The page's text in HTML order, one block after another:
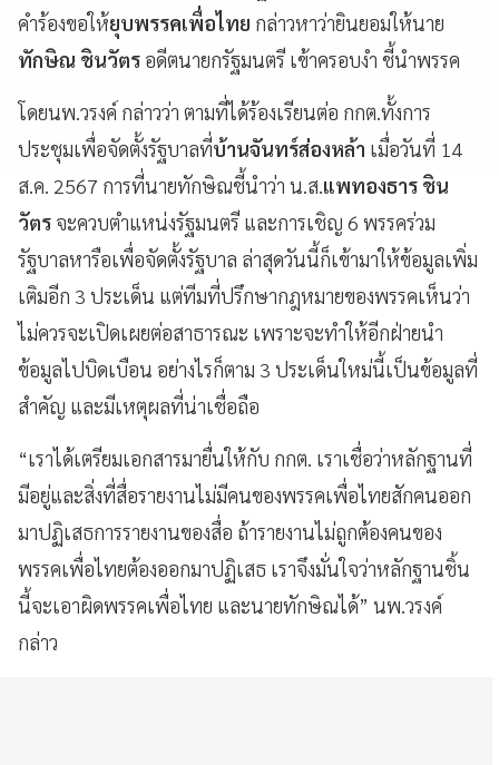
คำร้องขอให้ยุบพรรคเพื่อไทย กล่าวหาว่ายินยอมให้นาย
ทักษิณ ชินวัตร อดีตนายกรัฐมนตรี เข้าครอบงำ ชี้นำพรรค
โดยนพ.วรงค์ กล่าวว่า ตามที่ได้ร้องเรียนต่อ กกต.ทั้งการ
ประชุมเพื่อจัดตั้งรัฐบาลที่บ้านจันทร์ส่องหล้า เมื่อวันที่ 14
ส.ค. 2567 การที่นายทักษิณชี้นำว่า น.ส.แพทองธาร ชิน
วัตร จะควบตำแหน่งรัฐมนตรี และการเชิญ 6 พรรคร่วม
รัฐบาลหารือเพื่อจัดตั้งรัฐบาล ล่าสุดวันนี้ก็เข้ามาให้ข้อมูลเพิ่ม
เติมอีก 3 ประเด็น แต่ทีมที่ปรึกษากฎหมายของพรรคเห็นว่า
ไม่ควรจะเปิดเผยต่อสาธารณะ เพราะจะทำให้อีกฝ่ายนำ
ข้อมูลไปบิดเบือน อย่างไรก็ตาม 3 ประเด็นใหม่นี้เป็นข้อมูลที่
สำคัญ และมีเหตุผลที่น่าเชื่อถือ
“เราได้เตรียมเอกสารมายื่นให้กับ กกต. เราเชื่อว่าหลักฐานที่
มีอยู่และสิ่งที่สื่อรายงานไม่มีคนของพรรคเพื่อไทยสักคนออก
มาปฏิเสธการรายงานของสื่อ ถ้ารายงานไม่ถูกต้องคนของ
พรรคเพื่อไทยต้องออกมาปฏิเสธ เราจึงมั่นใจว่าหลักฐานชิ้น
นี้จะเอาผิดพรรคเพื่อไทย และนายทักษิณได้” นพ.วรงค์
กล่าว